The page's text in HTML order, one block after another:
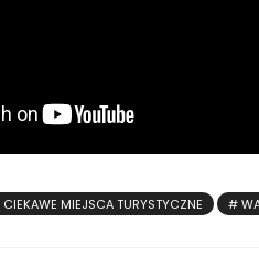
CIEKAWE MIEJSCA TURYSTYCZNE